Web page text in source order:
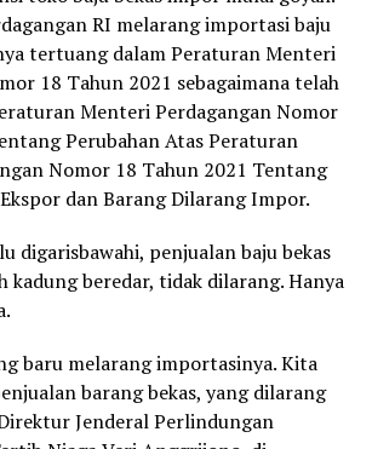
RI melarang importasi baju
tertuang dalam Peraturan Menteri
18 Tahun 2021 sebagaimana telah
Menteri Perdagangan Nomor
Perubahan Atas Peraturan
Nomor 18 Tahun 2021 Tentang
dan Barang Dilarang Impor.
digarisbawahi, penjualan baju bekas
kadung beredar, tidak dilarang. Hanya
baru melarang importasinya. Kita
barang bekas, yang dilarang
Jenderal Perlindungan